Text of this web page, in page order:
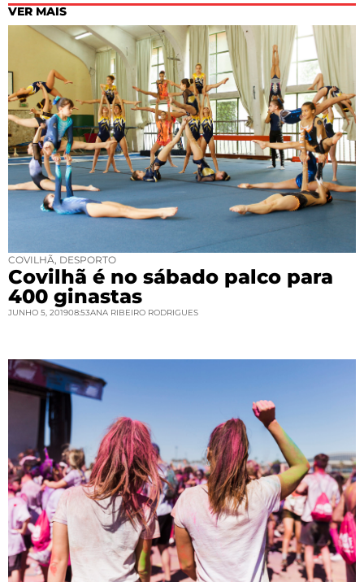
VER MAIS
COVILHÃ, DESPORTO
Covilhã é no sábado palco para
400 ginastas
JUNHO 5, 201908:53ANA RIBEIRO RODRIGUES